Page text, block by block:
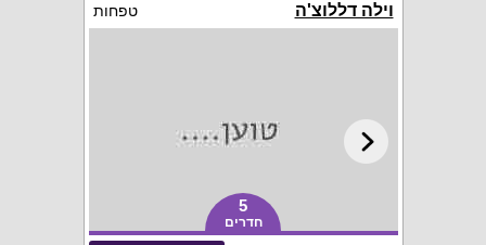
וילה דללוצ'ה טפחות
5
חדרים